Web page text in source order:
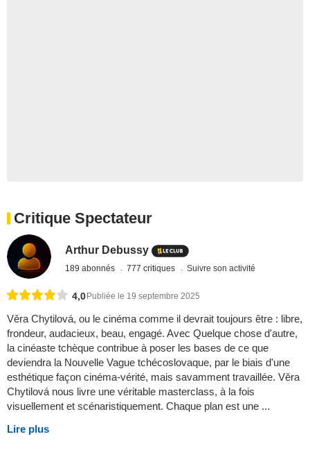
Critique Spectateur
Arthur Debussy
189 abonnés 777 critiques Suivre son activité
4,0 Publiée le 19 septembre 2025
Věra Chytilová, ou le cinéma comme il devrait toujours être : libre,
frondeur, audacieux, beau, engagé. Avec Quelque chose d'autre,
la cinéaste tchèque contribue à poser les bases de ce que
deviendra la Nouvelle Vague tchécoslovaque, par le biais d'une
esthétique façon cinéma-vérité, mais savamment travaillée. Věra
Chytilová nous livre une véritable masterclass, à la fois
visuellement et scénaristiquement. Chaque plan est une ...
Lire plus